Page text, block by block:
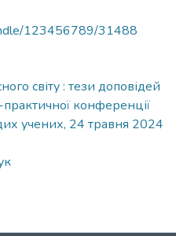
123456789/31488
світу : тези доповідей
конференції
учених, 24 травня 2024